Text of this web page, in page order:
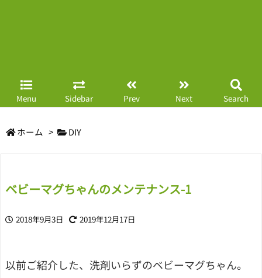
Menu Sidebar Prev Next Search
ホーム > DIY
ベビーマグちゃんのメンテナンス-1
2018年9月3日 2019年12月17日
以前ご紹介した、洗剤いらずのベビーマグちゃん。